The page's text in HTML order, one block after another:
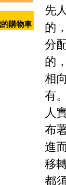
購物車
先
的
分
的
相
有
人
布
進
移
都